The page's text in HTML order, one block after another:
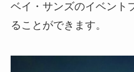
ベイ・サンズのイベント
ることができます。